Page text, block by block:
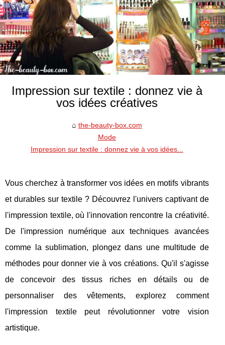
Impression sur textile : donnez vie à
vos idées créatives
the-beauty-box.com
Mode
Impression sur textile : donnez vie à vos idées...
Vous cherchez à transformer vos idées en motifs vibrants
et durables sur textile ? Découvrez l'univers captivant de
l'impression textile, où l'innovation rencontre la créativité.
De l'impression numérique aux techniques avancées
comme la sublimation, plongez dans une multitude de
méthodes pour donner vie à vos créations. Qu'il s'agisse
de concevoir des tissus riches en détails ou de
personnaliser des vêtements, explorez comment
l'impression textile peut révolutionner votre vision
artistique.